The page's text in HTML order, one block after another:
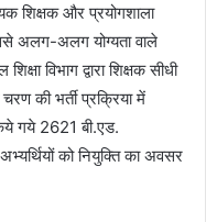
शिक्षक और प्रयोगशाला
अलग-अलग योग्यता वाले
विभाग द्वारा शिक्षक सीधी
की भर्ती प्रक्रिया में
गये 2621 बी.एड.
अभ्यर्थियों को नियुक्ति का अवसर